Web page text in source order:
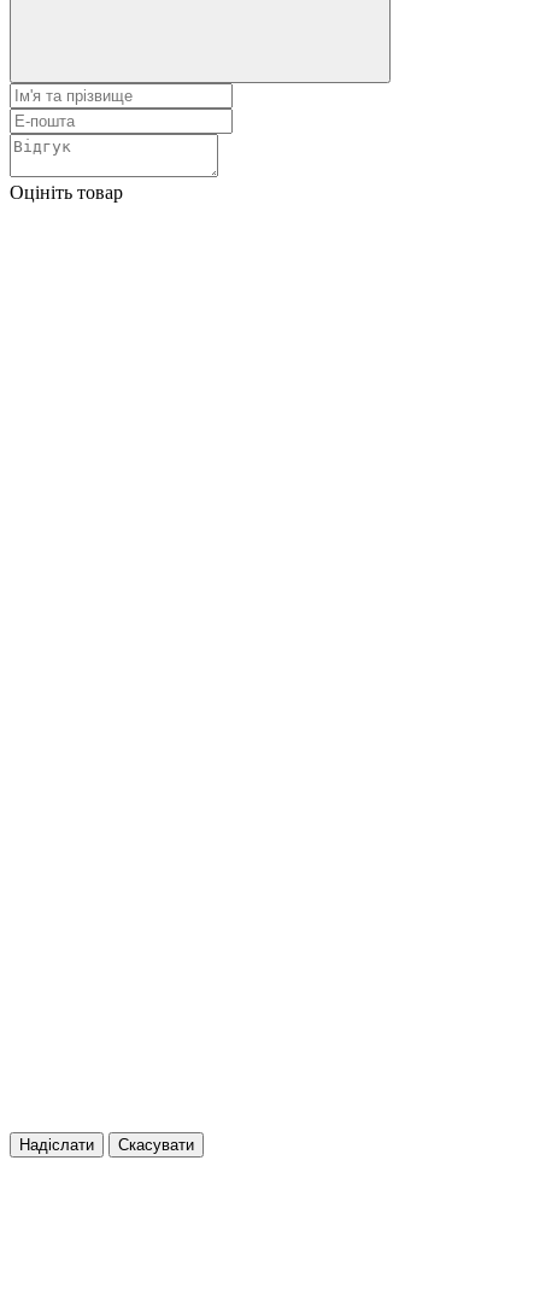
Оцініть товар
Надіслати Скасувати